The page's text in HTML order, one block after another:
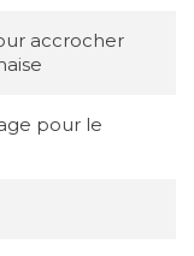
accrocher
pour le